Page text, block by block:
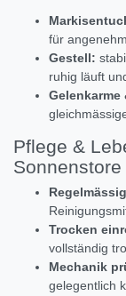
für
Gestell:
ruhig läuft
Gelenkarme
Pflege &
Trocken
vollständig
Mechanik
gelegentlich